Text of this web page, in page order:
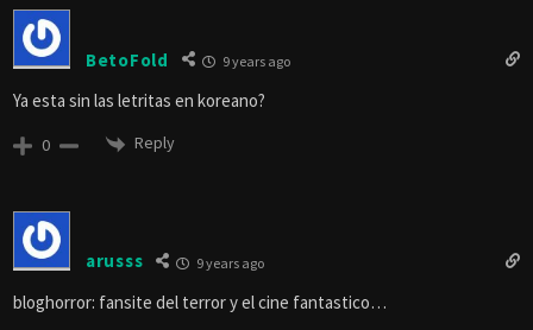
BetoFold 9 years ago
Ya esta sin las letritas en koreano?
0 Reply
arusss 9 years ago
bloghorror: fansite del terror y el cine fantastico…